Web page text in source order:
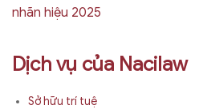
nhãn hiệu 2025
Dịch vụ của Nacilaw
Sở hữu trí tuệ